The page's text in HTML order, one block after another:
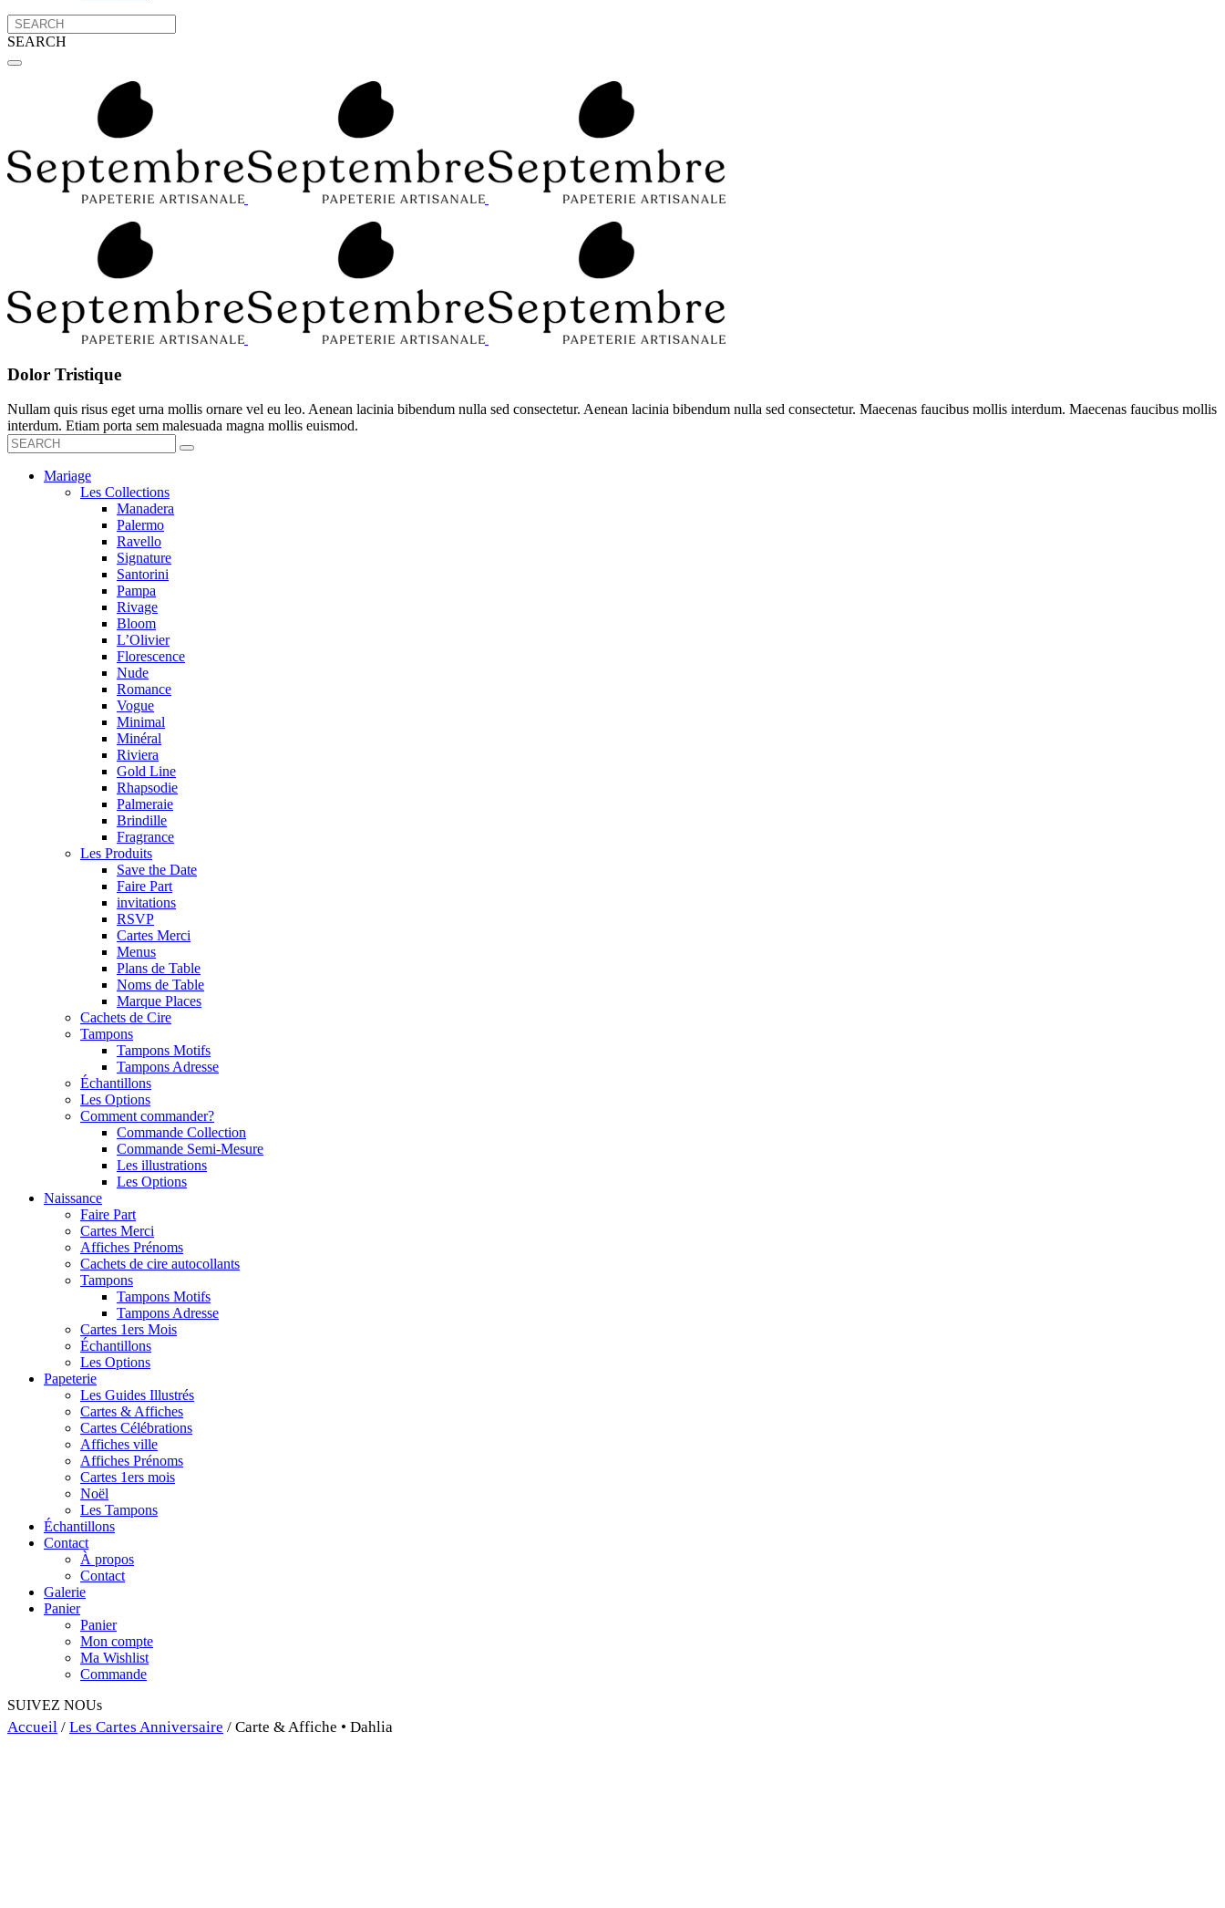
SEARCH
Dolor Tristique
Nullam quis risus eget urna mollis ornare vel eu leo. Aenean lacinia bibendum nulla sed consectetur. Aenean lacinia bibendum nulla sed consectetur. Maecenas faucibus mollis interdum. Maecenas faucibus mollis
interdum. Etiam porta sem malesuada magna mollis euismod.
Mariage
Les Collections
Manadera
Palermo
Ravello
Signature
Santorini
Pampa
Rivage
Bloom
L’Olivier
Florescence
Nude
Romance
Vogue
Minimal
Minéral
Riviera
Gold Line
Rhapsodie
Palmeraie
Brindille
Fragrance
Les Produits
Save the Date
Faire Part
invitations
RSVP
Cartes Merci
Menus
Plans de Table
Noms de Table
Marque Places
Cachets de Cire
Tampons
Tampons Motifs
Tampons Adresse
Échantillons
Les Options
Comment commander?
Commande Collection
Commande Semi-Mesure
Les illustrations
Les Options
Naissance
Faire Part
Cartes Merci
Affiches Prénoms
Cachets de cire autocollants
Tampons
Tampons Motifs
Tampons Adresse
Cartes 1ers Mois
Échantillons
Les Options
Papeterie
Les Guides Illustrés
Cartes & Affiches
Cartes Célébrations
Affiches ville
Affiches Prénoms
Cartes 1ers mois
Noël
Les Tampons
Échantillons
Contact
À propos
Contact
Galerie
Panier
Panier
Mon compte
Ma Wishlist
Commande
SUIVEZ NOUs
Accueil / Les Cartes Anniversaire / Carte & Affiche • Dahlia